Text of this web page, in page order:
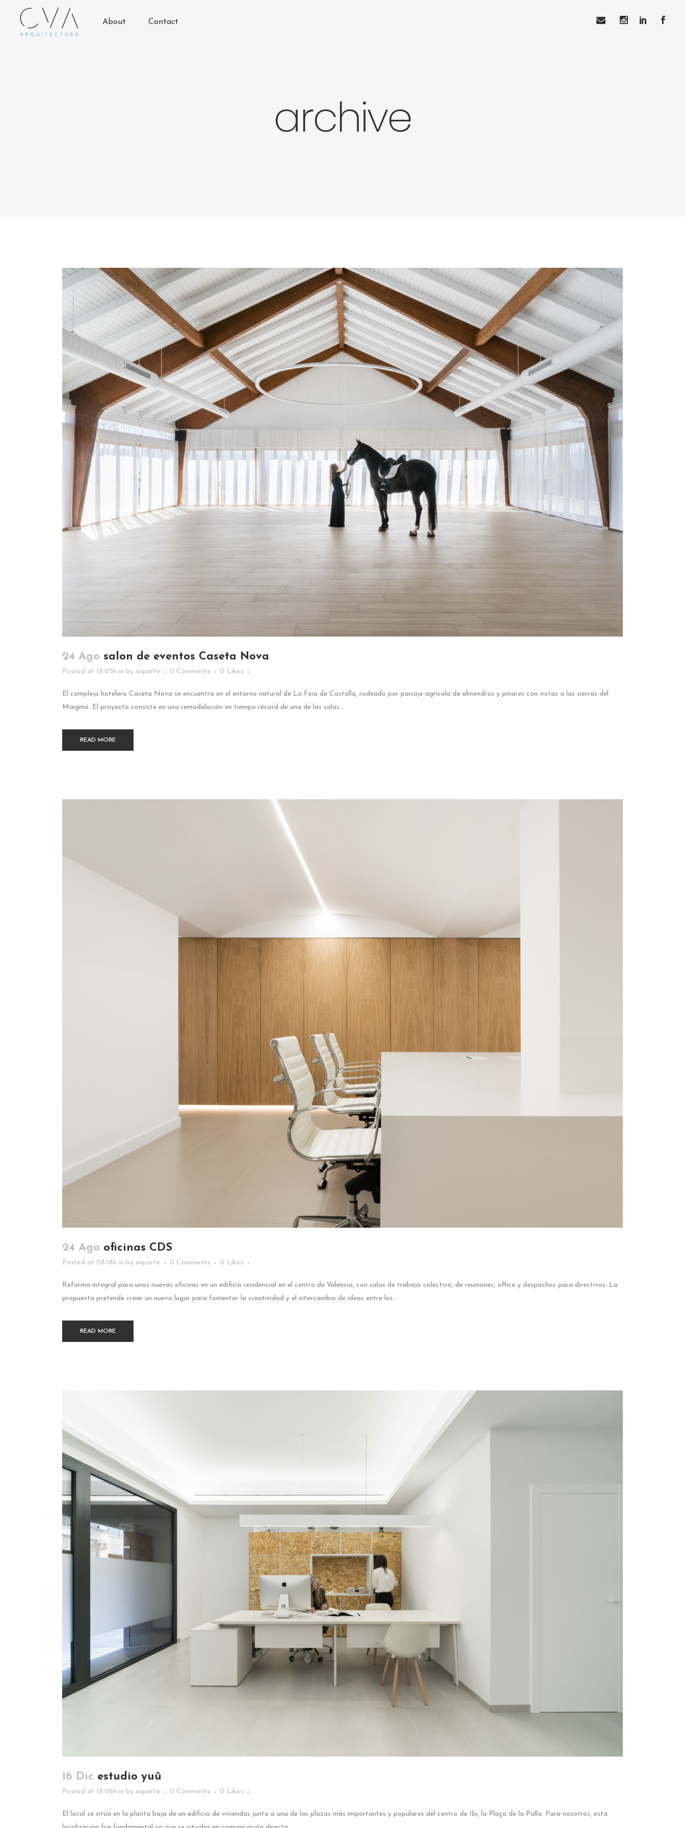
About Contact
archive
24 Ago salon de eventos Caseta Nova
Posted at 18:05h in by soporte 0 Comments 0 Likes
El complejo hotelero Caseta Nova se encuentra en el entorno natural de La Foia de Castalla, rodeado por paisaje agrícola de almendros y pinares con vistas a las sierras del
Maigmó. El proyecto consiste en una remodelación en tiempo récord de una de las salas...
READ MORE
24 Ago oficinas CDS
Posted at 08:18h in by soporte 0 Comments 0 Likes
Reforma integral para unas nuevas oficinas en un edificio residencial en el centro de Valencia, con salas de trabajo colectivo, de reuniones, office y despachos para directivos. La
propuesta pretende crear un nuevo lugar para fomentar la creatividad y el intercambio de ideas entre los...
READ MORE
16 Dic estudio yuû
Posted at 18:06h in by soporte 0 Comments 0 Likes
El local se sitúa en la planta baja de un edificio de viviendas junto a una de las plazas más importantes y populares del centro de Ibi, la Plaça de la Palla. Para nosotros, esta